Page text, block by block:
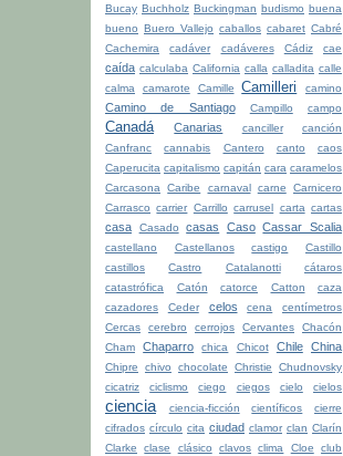
Bucay Buchholz Buckingman budismo buena
bueno Buero Vallejo caballos cabaret Cabré
Cachemira
cadáver cadáveres Cádiz cae
caída calculaba California calla calladita calle
calma
camarote Camille Camilleri camino
Camino de Santiago Campillo campo
Canadá Canarias canciller
canción
Canfranc
cannabis Cantero canto
caos
Caperucita capitalismo capitán cara caramelos
Carcasona
Caribe carnaval carne
Carnicero
Carrasco carrier Carrillo carrusel carta cartas
casa Casado casas Caso Cassar Scalia
castellano Castellanos castigo
Castillo
castillos
Castro Catalanotti
cátaros
catastrófica
Catón catorce Catton
caza
cazadores
Ceder celos cena
centímetros
Cercas
cerebro cerrojos Cervantes
Chacón
Cham
Chaparro chica Chicot Chile China
Chipre chivo chocolate Christie
Chudnovsky
cicatriz
ciclismo ciego ciegos cielo cielos
ciencia ciencia-ficción científicos
cierre
cifrados círculo cita ciudad clamor clan Clarín
Clarke
clase clásico clavos clima Cloe
club